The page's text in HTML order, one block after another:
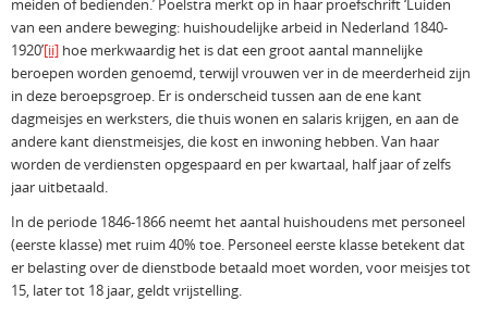
meiden of bedienden.’ Poelstra merkt op in haar proefschrift ‘Luiden
van een andere beweging: huishoudelijke arbeid in Nederland 1840-
1920’[ii] hoe merkwaardig het is dat een groot aantal mannelijke
beroepen worden genoemd, terwijl vrouwen ver in de meerderheid zijn
in deze beroepsgroep. Er is onderscheid tussen aan de ene kant
dagmeisjes en werksters, die thuis wonen en salaris krijgen, en aan de
andere kant dienstmeisjes, die kost en inwoning hebben. Van haar
worden de verdiensten opgespaard en per kwartaal, half jaar of zelfs
jaar uitbetaald.
In de periode 1846-1866 neemt het aantal huishoudens met personeel
(eerste klasse) met ruim 40% toe. Personeel eerste klasse betekent dat
er belasting over de dienstbode betaald moet worden, voor meisjes tot
15, later tot 18 jaar, geldt vrijstelling.